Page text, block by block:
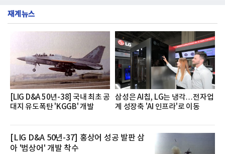
서도
영지원부 홍보팀과 2026년 새로이(e)＊가 공동 주관
쳐 진행됐다.참고로 새로이(e)는 NH농협캐피탈 MZ
세대들로(과장~계장) 구성된 자율 참여조직으로, 조
직문화 혁신과 업무 효율성 향상을 위한 다양한 활동
을 추진하며,새로운 변화와 이로운 영향력을 조직전
반에 전파하는 역할
재계뉴스
[LIG D&A 50년-38] 국내 최초 공
대지 유도폭탄 'KGGB' 개발
삼성은 AI칩, LG는 냉각…전자업
계 성장축 'AI 인프라'로 이동
[LIG D&A 50년-37] 홍상어 성공 발판 삼
아 '범상어' 개발 착수